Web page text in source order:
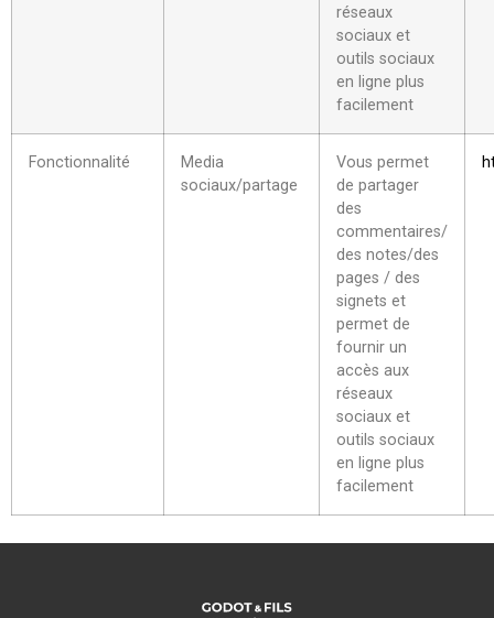
réseaux
sociaux et
outils sociaux
en ligne plus
facilement
Fonctionnalité
Media
sociaux/partage
Vous permet
de partager
des
commentaires/
des notes/des
pages / des
signets et
permet de
fournir un
accès aux
réseaux
sociaux et
outils sociaux
en ligne plus
facilement